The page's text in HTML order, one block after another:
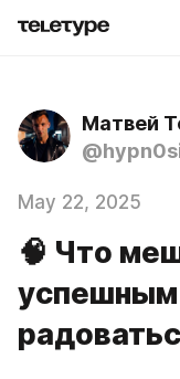
Матвей
May 22, 2025
🧠 Что